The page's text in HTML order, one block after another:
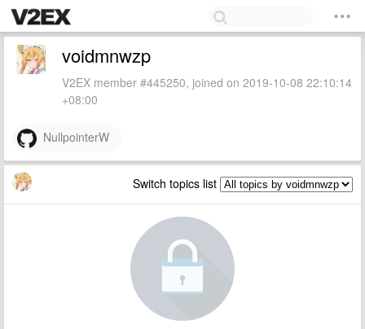
voidmnwzp
V2EX member #445250, joined on 2019-10-08 22:10:14
+08:00
NullpointerW
Switch topics list